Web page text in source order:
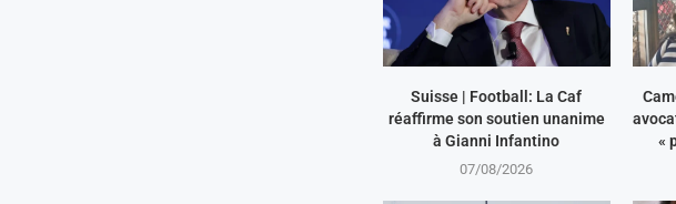
Suisse | Football: La Caf
réaffirme son soutien unanime
à Gianni Infantino
07/08/2026
«